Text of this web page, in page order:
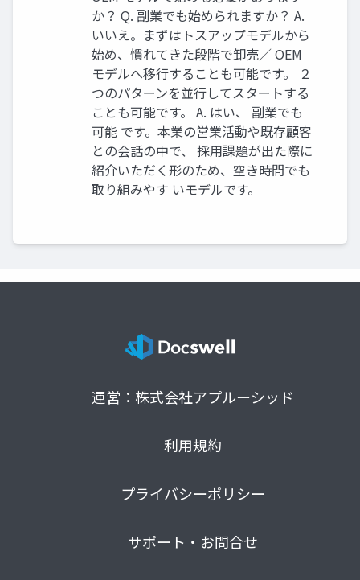
か？ Q. 副業でも始められますか？ A.
いいえ。まずはトスアップモデルから
始め、慣れてきた段階で卸売／ OEM
モデルへ移行することも可能です。 ２
つのパターンを並行してスタートする
ことも可能です。 A. はい、 副業でも
可能 です。本業の営業活動や既存顧客
との会話の中で、 採用課題が出た際に
紹介いただく形のため、空き時間でも
取り組みやす いモデルです。
運営：株式会社アプルーシッド
利用規約
プライバシーポリシー
サポート・お問合せ